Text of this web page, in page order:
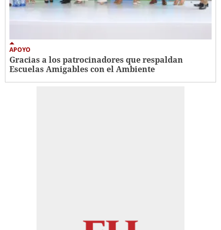
APOYO
Gracias a los patrocinadores que respaldan
Escuelas Amigables con el Ambiente